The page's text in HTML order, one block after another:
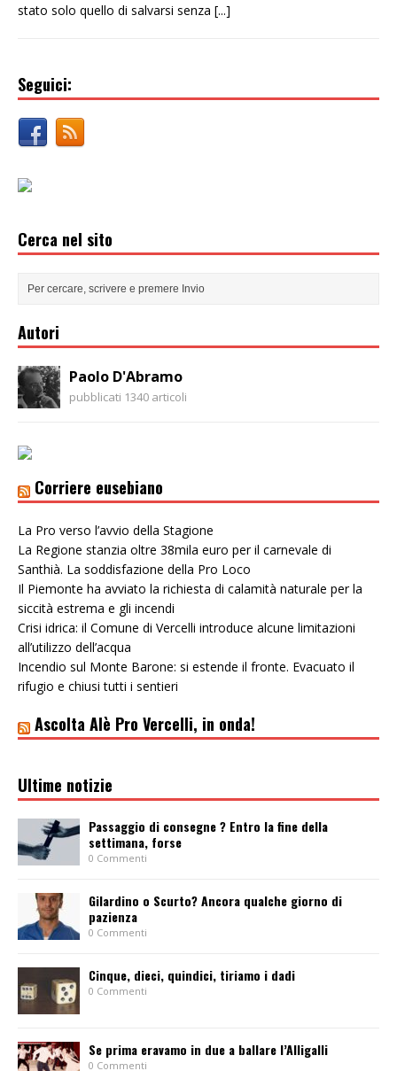
stato solo quello di salvarsi senza [...]
Seguici:
Cerca nel sito
Autori
Paolo D'Abramo
pubblicati 1340 articoli
Corriere eusebiano
La Pro verso l’avvio della Stagione
La Regione stanzia oltre 38mila euro per il carnevale di
Santhià. La soddisfazione della Pro Loco
Il Piemonte ha avviato la richiesta di calamità naturale per la
siccità estrema e gli incendi
Crisi idrica: il Comune di Vercelli introduce alcune limitazioni
all’utilizzo dell’acqua
Incendio sul Monte Barone: si estende il fronte. Evacuato il
rifugio e chiusi tutti i sentieri
Ascolta Alè Pro Vercelli, in onda!
Ultime notizie
Passaggio di consegne ? Entro la fine della
settimana, forse
0 Commenti
Gilardino o Scurto? Ancora qualche giorno di
pazienza
0 Commenti
Cinque, dieci, quindici, tiriamo i dadi
0 Commenti
Se prima eravamo in due a ballare l’Alligalli
0 Commenti